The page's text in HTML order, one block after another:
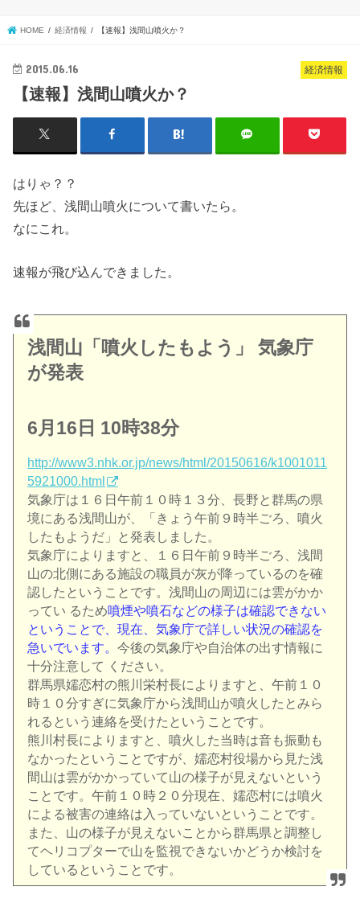
HOME 経済情報 【速報】浅間山噴火か？
経済情報
2015.06.16
【速報】浅間山噴火か？
はりゃ？？
先ほど、浅間山噴火について書いたら。
なにこれ。
速報が飛び込んできました。
浅間山「噴火したもよう」 気象庁
が発表
6月16日 10時38分
http://www3.nhk.or.jp/news/html/20150616/k1001011
5921000.html
気象庁は１６日午前１０時１３分、長野と群馬の県
境にある浅間山が、「きょう午前９時半ごろ、噴火
したもようだ」と発表しました。
気象庁によりますと、１６日午前９時半ごろ、浅間
山の北側にある施設の職員が灰が降っているのを確
認したということです。浅間山の周辺には雲がかか
ってい るため噴煙や噴石などの様子は確認できない
ということで、現在、気象庁で詳しい状況の確認を
急いでいます。今後の気象庁や自治体の出す情報に
十分注意して ください。
群馬県嬬恋村の熊川栄村長によりますと、午前１０
時１０分すぎに気象庁から浅間山が噴火したとみら
れるという連絡を受けたということです。
熊川村長によりますと、噴火した当時は音も振動も
なかったということですが、嬬恋村役場から見た浅
間山は雲がかかっていて山の様子が見えないという
ことです。午前１０時２０分現在、嬬恋村には噴火
による被害の連絡は入っていないということです。
また、山の様子が見えないことから群馬県と調整し
てヘリコプターで山を監視できないかどうか検討を
しているということです。